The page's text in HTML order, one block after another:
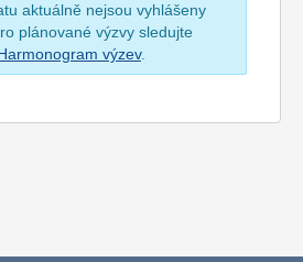
aktuálně nejsou vyhlášeny
plánované výzvy sledujte
výzev.